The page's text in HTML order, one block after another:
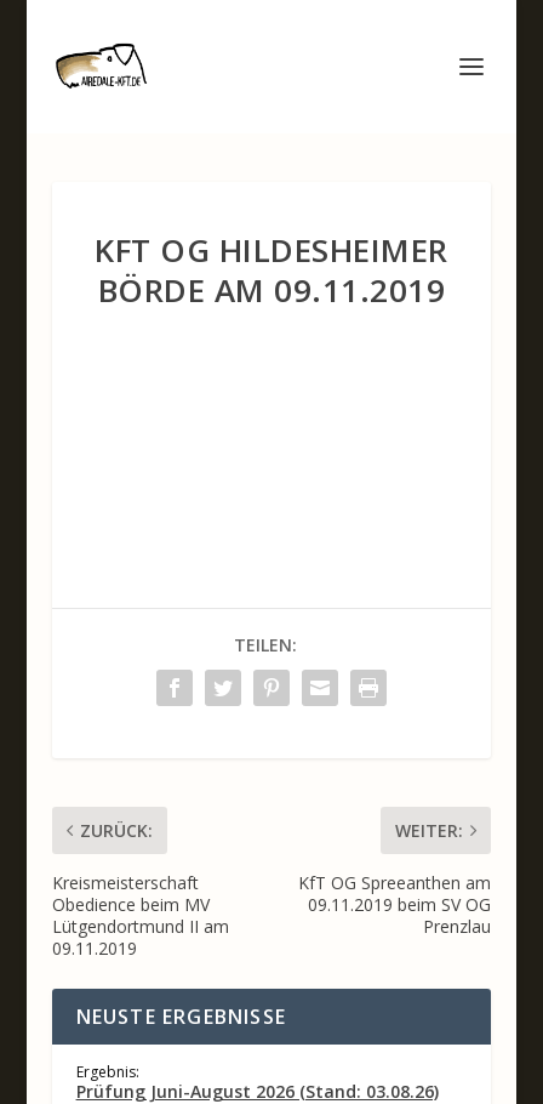
KFT OG HILDESHEIMER
BÖRDE AM 09.11.2019
TEILEN:
ZURÜCK:
Kreismeisterschaft
Obedience beim MV
Lütgendortmund II am
09.11.2019
WEITER:
KfT OG Spreeanthen am
09.11.2019 beim SV OG
Prenzlau
NEUSTE ERGEBNISSE
Ergebnis:
Prüfung Juni-August 2026 (Stand: 03.08.26)